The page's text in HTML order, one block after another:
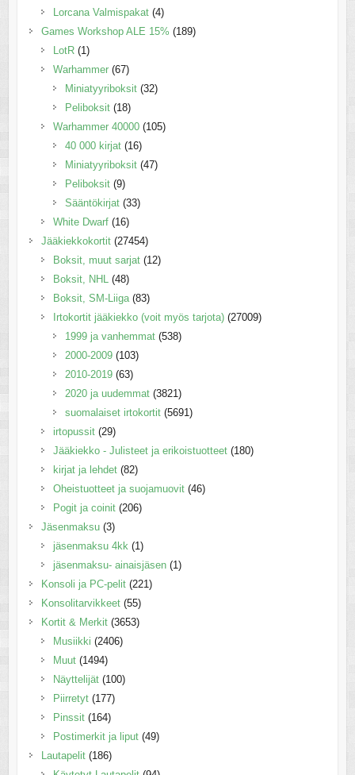
Lorcana Valmispakat (4)
Games Workshop ALE 15% (189)
LotR (1)
Warhammer (67)
Miniatyyriboksit (32)
Peliboksit (18)
Warhammer 40000 (105)
40 000 kirjat (16)
Miniatyyriboksit (47)
Peliboksit (9)
Sääntökirjat (33)
White Dwarf (16)
Jääkiekkokortit (27454)
Boksit, muut sarjat (12)
Boksit, NHL
(48)
Boksit, SM-Liiga (83)
Irtokortit jääkiekko (voit myös tarjota) (27009)
1999 ja vanhemmat (538)
2000-2009 (103)
2010-2019 (63)
2020 ja uudemmat (3821)
suomalaiset irtokortit (5691)
irtopussit (29)
Jääkiekko - Julisteet ja erikoistuotteet (180)
kirjat ja lehdet (82)
Oheistuotteet ja suojamuovit (46)
Pogit ja coinit (206)
Jäsenmaksu (3)
jäsenmaksu 4kk (1)
jäsenmaksu- ainaisjäsen (1)
Konsoli ja PC-pelit (221)
Konsolitarvikkeet (55)
Kortit & Merkit (3653)
Musiikki (2406)
Muut (1494)
Näyttelijät (100)
Piirretyt (177)
Pinssit (164)
Postimerkit ja liput (49)
Lautapelit (186)